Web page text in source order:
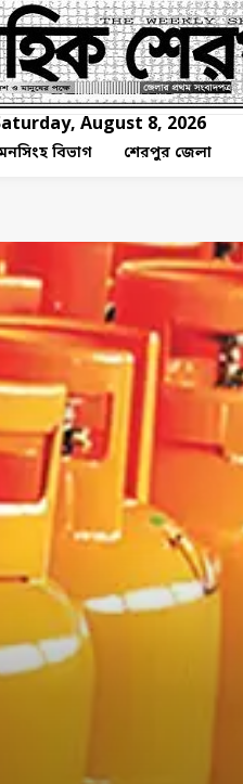
August 8, 2026
বিভাগ শেরপুর জেলা